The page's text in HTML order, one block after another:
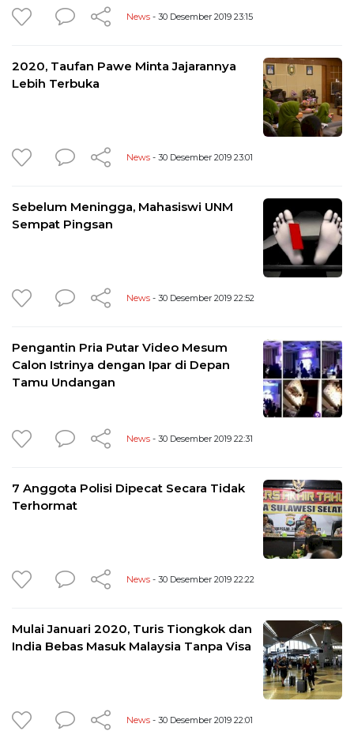
News - 30 Desember 2019 23:15
2020, Taufan Pawe Minta Jajarannya
Lebih Terbuka
News - 30 Desember 2019 23:01
Sebelum Meningga, Mahasiswi UNM
Sempat Pingsan
News - 30 Desember 2019 22:52
Pengantin Pria Putar Video Mesum
Calon Istrinya dengan Ipar di Depan
Tamu Undangan
News - 30 Desember 2019 22:31
7 Anggota Polisi Dipecat Secara Tidak
Terhormat
News - 30 Desember 2019 22:22
Mulai Januari 2020, Turis Tiongkok dan
India Bebas Masuk Malaysia Tanpa Visa
News - 30 Desember 2019 22:01